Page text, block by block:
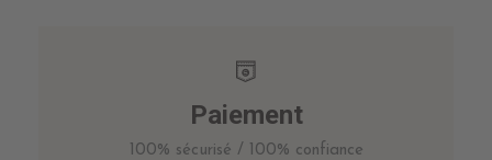
Paiement
100% sécurisé / 100% confiance